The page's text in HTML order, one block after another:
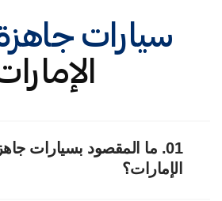
سيارات
01. ما المقصود بسيارات
الإمارات؟